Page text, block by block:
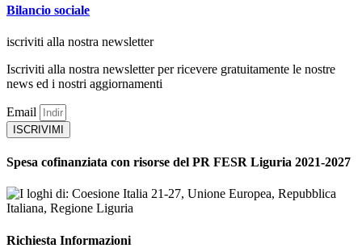
Bilancio sociale
iscriviti alla nostra newsletter
Iscriviti alla nostra newsletter per ricevere gratuitamente le nostre
news ed i nostri aggiornamenti
Email
ISCRIVIMI
Spesa cofinanziata con risorse del PR FESR Liguria 2021-2027
Richiesta Informazioni